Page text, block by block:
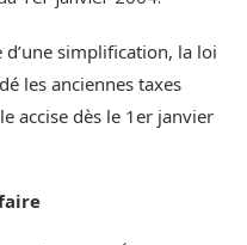
simplification, la loi
les anciennes taxes
accise dès le 1er janvier